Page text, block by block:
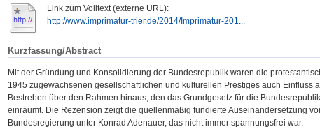
Link zum Volltext (externe URL):
http://www.imprimatur-trier.de/2014/Imprimatur-201...
Kurzfassung/Abstract
Mit der Gründung und Konsolidierung der Bundesrepublik waren die
1945 zugewachsenen gesellschaftlichen und kulturellen Prestiges auch Einfluss
Bestreben über den Rahmen hinaus, den das Grundgesetz für die
einräumt. Die Rezension zeigt die quellenmäßig fundierte Auseinandersetzung
Bundesregierung unter Konrad Adenauer, das nicht immer spannungsfrei war.